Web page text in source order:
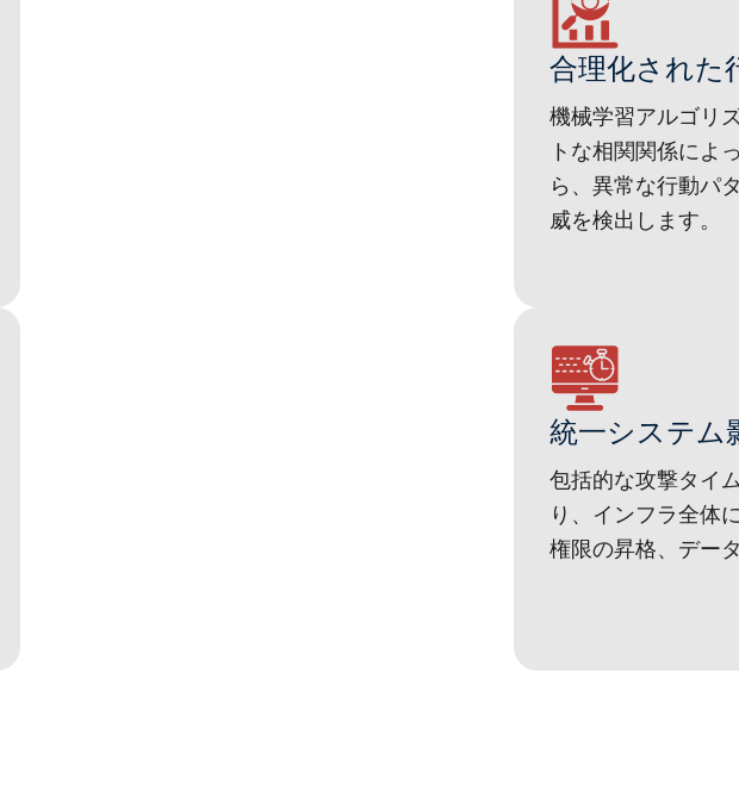
合理化された
機械学習アルゴリ
トな相関関係によ
ら、異常な行動パ
威を検出します。
統一システム
包括的な攻撃タイ
り、インフラ全体
権限の昇格、デー